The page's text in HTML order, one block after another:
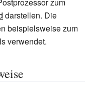
darstellen. Die
beispielsweise zum
verwendet.